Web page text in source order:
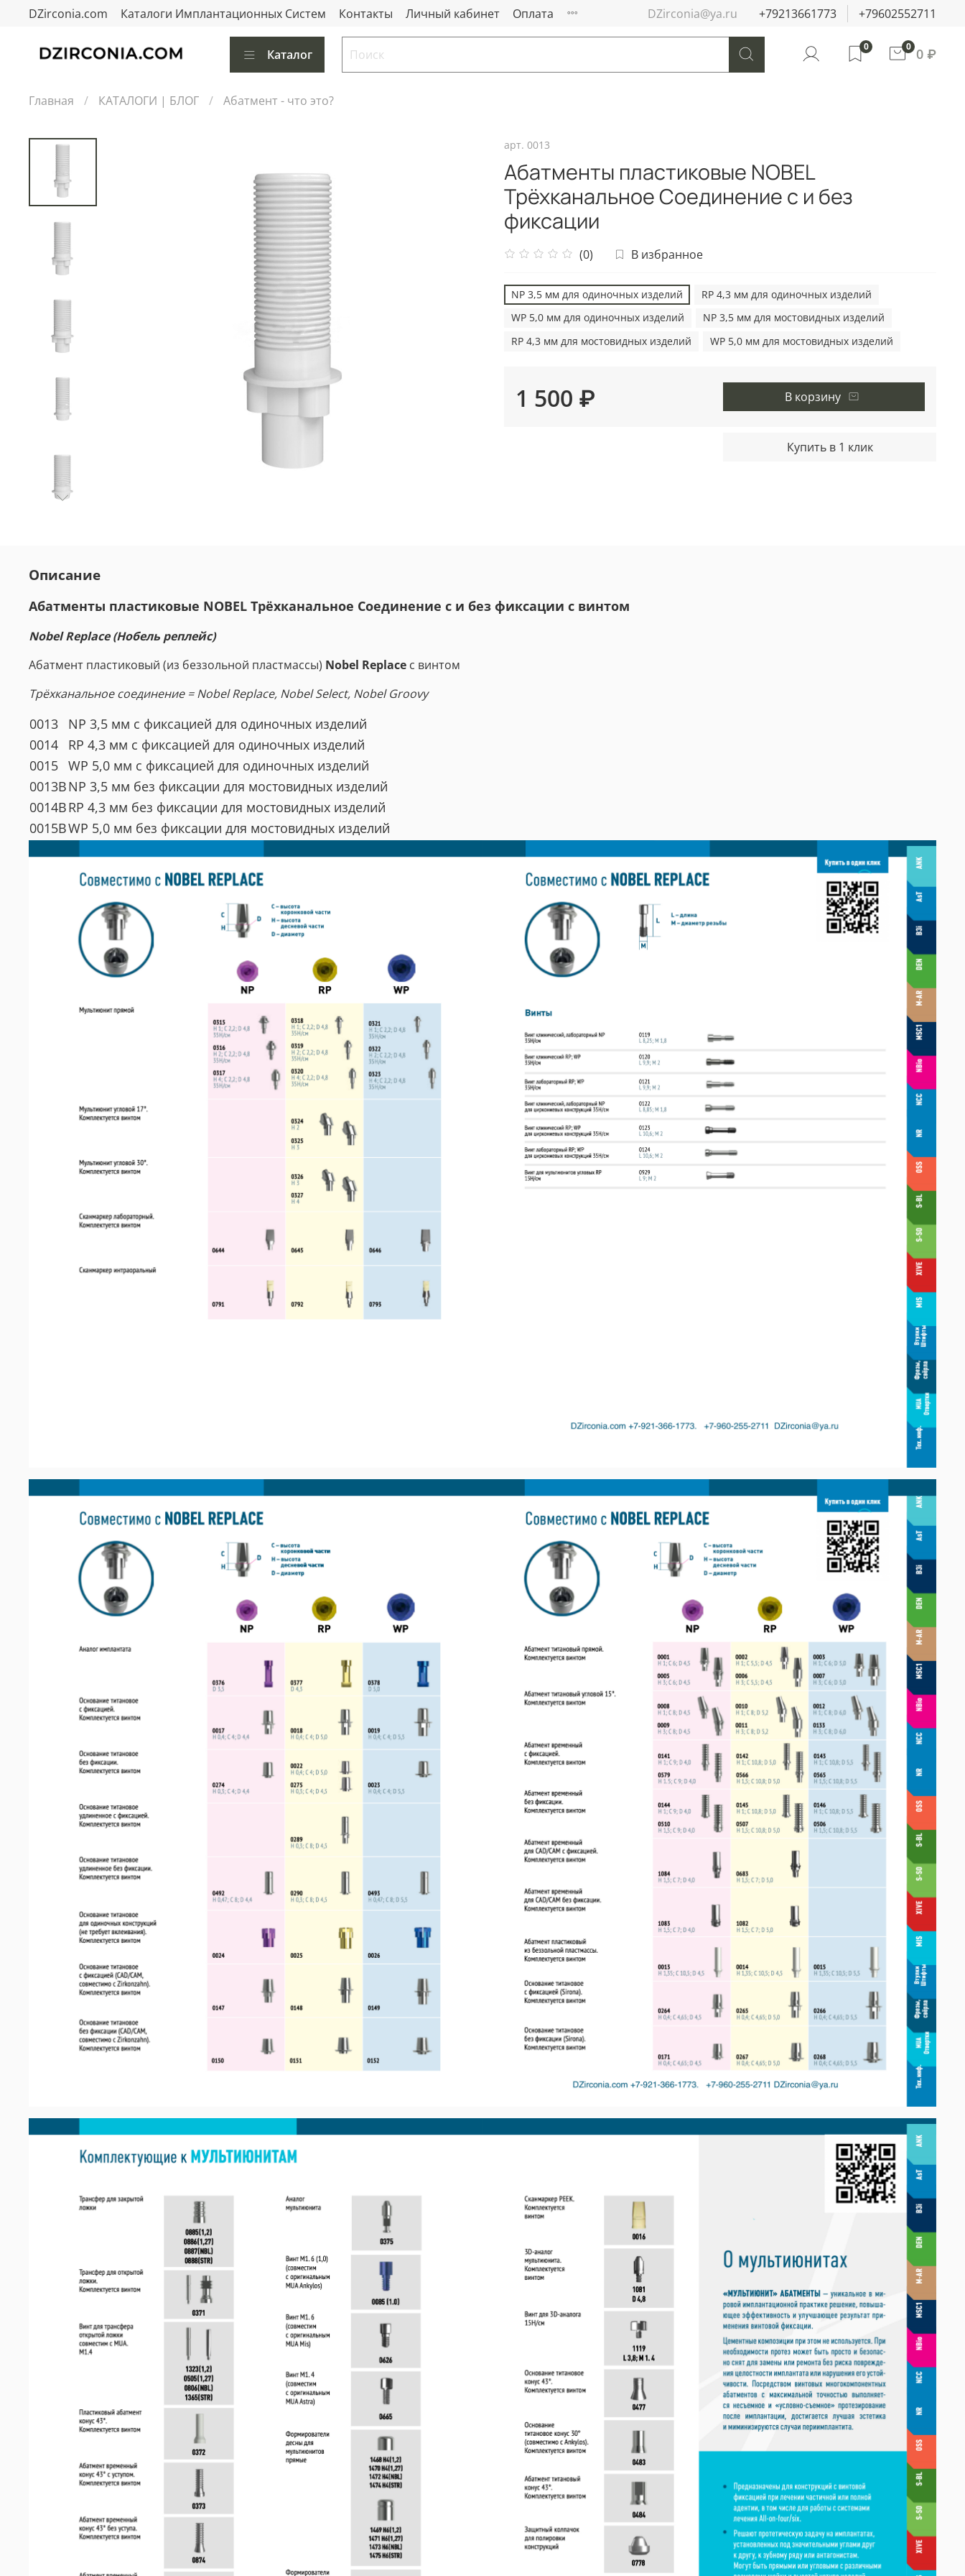
DZirconia.com Каталоги Имплантационных Систем Контакты Личный кабинет Оплата DZirconia@ya.ru +79213661773 +79602552711
Каталог
0 0 0 ₽
Главная КАТАЛОГИ | БЛОГ Абатмент - что это?
арт. 0013
Абатменты пластиковые NOBEL
Трёхканальное Соединение с и без
фиксации
(0) В избранное
NP 3,5 мм для одиночных изделий
RP 4,3 мм для одиночных изделий
WP 5,0 мм для одиночных изделий
NP 3,5 мм для мостовидных изделий
RP 4,3 мм для мостовидных изделий
WP 5,0 мм для мостовидных изделий
1 500 ₽ В корзину
Купить в 1 клик
Описание
Абатменты пластиковые NOBEL Трёхканальное Соединение с и без фиксации с винтом
Nobel Replace (Нобель реплейс)
Абатмент пластиковый (из беззольной пластмассы) Nobel Replace с винтом
Трёхканальное соединение = Nobel Replace, Nobel Select, Nobel Groovy
0013
NP 3,5 мм с фиксацией для одиночных изделий
0014
RP 4,3 мм с фиксацией для одиночных изделий
0015 WP 5,0 мм с фиксацией для одиночных изделий
0013BNP 3,5 мм без фиксации для мостовидных изделий
0014BRP 4,3 мм без фиксации для мостовидных изделий
0015BWP 5,0 мм без фиксации для мостовидных изделий